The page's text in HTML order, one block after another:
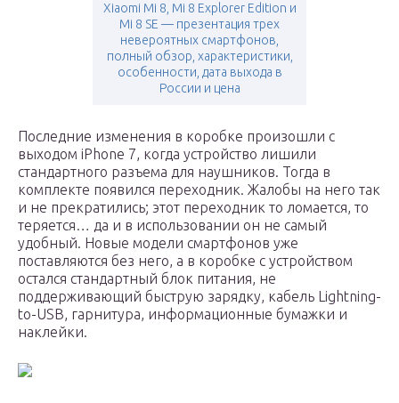
Xiaomi Mi 8, Mi 8 Explorer Edition и
Mi 8 SE — презентация трех
невероятных смартфонов,
полный обзор, характеристики,
особенности, дата выхода в
России и цена
Последние изменения в коробке произошли с
выходом iPhone 7, когда устройство лишили
стандартного разъема для наушников. Тогда в
комплекте появился переходник. Жалобы на него так
и не прекратились; этот переходник то ломается, то
теряется… да и в использовании он не самый
удобный. Новые модели смартфонов уже
поставляются без него, а в коробке с устройством
остался стандартный блок питания, не
поддерживающий быструю зарядку, кабель Lightning-
to-USB, гарнитура, информационные бумажки и
наклейки.